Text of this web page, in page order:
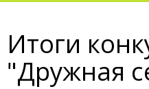
Итоги
"Дружная